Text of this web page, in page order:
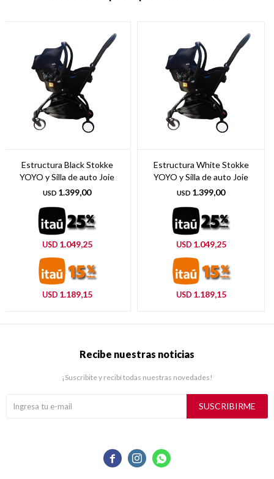
Estructura Black Stokke
YOYO y Silla de auto Joie
USD 1.399,00
USD 1.049,25
USD 1.189,15
Estructura White Stokke
YOYO y Silla de auto Joie
USD 1.399,00
USD 1.049,25
USD 1.189,15
  
Recibe nuestras noticias
¡Suscribite y recibí todas nuestras novedades!
SUSCRIBIRME